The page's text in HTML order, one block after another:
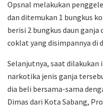
Opsnal melakukan
dan ditemukan 1 bungkus
berisi 2 bungkus daun
coklat yang disimpannya di
Selanjutnya, saat
narkotika jenis ganja
dia beli bersama-sama
Dimas dari Kota Sabang,